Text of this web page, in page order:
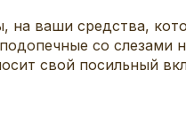
на ваши средства,
со слезами
свой посильный